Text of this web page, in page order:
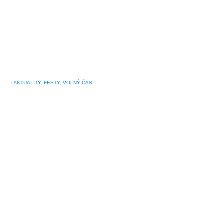
/AKTUALITY, FESTY, VOLNÝ ČAS